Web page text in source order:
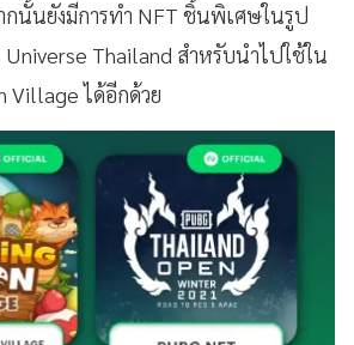
นั้นยังมีการทำ NFT ชิ้นพิเศษในรูป
Thailand สำหรับนำไปใช้ใน
Village ได้อีกด้วย